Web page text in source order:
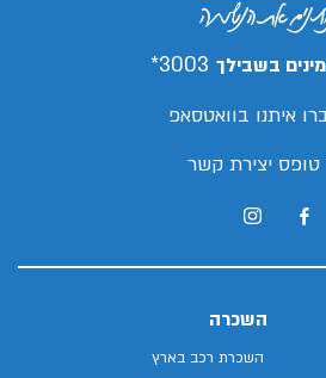
בשבילך 3003*
איתנו בוואטסאפ
טופס יצירת קשר
השכרה
השכרת רכב בארץ